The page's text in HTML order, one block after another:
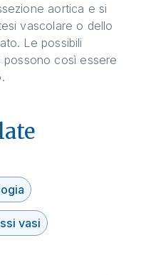
aortica e si
vascolare o dello
Le possibili
così essere
vasi